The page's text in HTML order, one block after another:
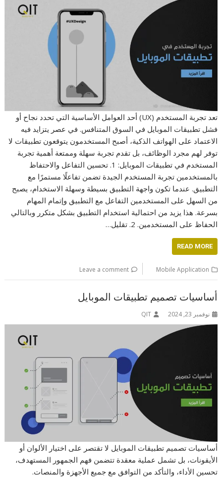
تعد تجربة المستخدم (UX) أحد العوامل الأساسية التي تحدد نجاح أو
فشل تطبيقات الموبايل في السوق المتنافس. في عصر يتزايد فيه
الاعتماد على الهواتف الذكية، أصبح المستخدمون يتوقعون تطبيقات لا
توفر لهم مجرد الوظائف، بل تقدم تجربة سهلة وممتعة أهمية تجربة
المستخدم في تطبيقات الموبايل: 1. تحسين التفاعل والاحتفاظ
بالمستخدمين تجربة المستخدم الجيدة تضمن تفاعلًا مستمرًا مع
التطبيق. عندما تكون واجهة التطبيق بسيطة وسهلة الاستخدام، يصبح
من السهل على المستخدمين التفاعل مع التطبيق وإتمام المهام
بسرعة. هذا يزيد من احتمالية استخدام التطبيق بشكل متكرر وبالتالي
الحفاظ على المستخدمين. 2. تقليل…
READ MORE
Mobile Application
Leave a comment
أساسيات تصميم تطبيقات الموبايل
نوفمبر 23, 2024 QIT
أساسيات تصميم تطبيقات الموبايل لا تقتصر على اختيار الألوان أو
الأيقونات، بل تشمل عملية معقدة تتضمن فهم الجمهور المستهدف،
تحسين الأداء، والتأكد من التوافق مع جميع الأجهزة والمنصات.